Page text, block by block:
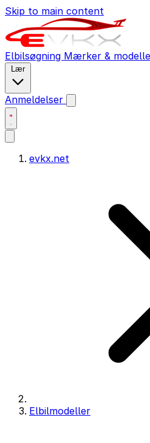
Skip to main content
Elbilsøgning Mærker &
Lær
Anmeldelser
evkx.net
Elbilmodeller